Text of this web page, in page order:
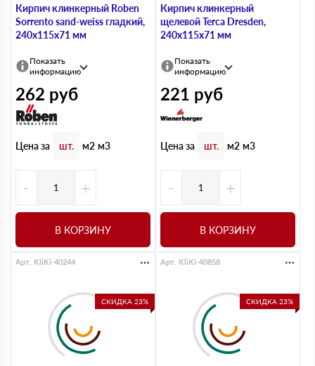
Кирпич клинкерный Roben
Sorrento sand-weiss гладкий,
240х115х71 мм
Показать
информацию
262 руб
Цена за шт. м2 м3
- +
В КОРЗИНУ
Кирпич клинкерный
щелевой Terca Dresden,
240х115х71 мм
Показать
информацию
221 руб
Цена за шт. м2 м3
- +
В КОРЗИНУ
СКИДКА 23%
Арт. KliKi-40244
СКИДКА 23%
Арт. KliKi-40858